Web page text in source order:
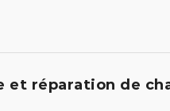
et réparation de